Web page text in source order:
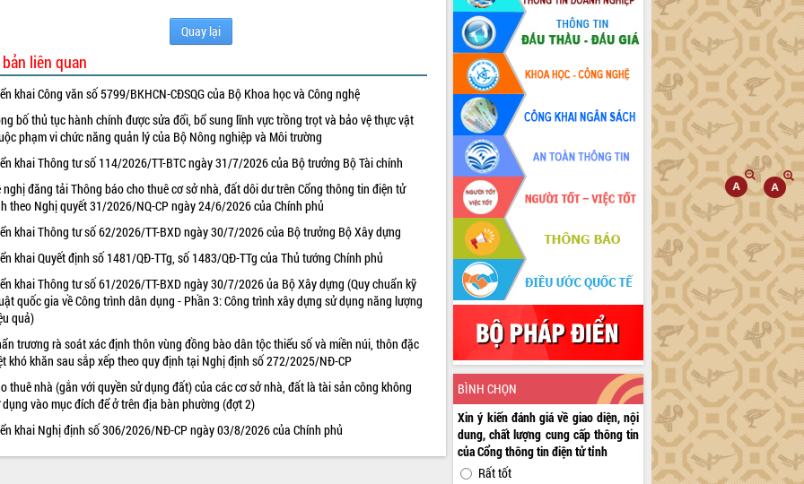
Quay lại
liên quan
khai Công văn số 5799/BKHCN-CĐSQG của Bộ Khoa học và Công nghệ
bố thủ tục hành chính được sửa đổi, bổ sung lĩnh vực trồng trọt và bảo vệ thực vật
phạm vi chức năng quản lý của Bộ Nông nghiệp và Môi trường
khai Thông tư số 114/2026/TT-BTC ngày 31/7/2026 của Bộ trưởng Bộ Tài chính
nghị đăng tải Thông báo cho thuê cơ sở nhà, đất dôi dư trên Cổng thông tin điện tử
theo Nghị quyết 31/2026/NQ-CP ngày 24/6/2026 của Chính phủ
khai Thông tư số 62/2026/TT-BXD ngày 30/7/2026 của Bộ trưởng Bộ Xây dựng
khai Quyết định số 1481/QĐ-TTg, số 1483/QĐ-TTg của Thủ tướng Chính phủ
khai Thông tư số 61/2026/TT-BXD ngày 30/7/2026 ủa Bộ Xây dựng (Quy chuẩn kỹ
quốc gia về Công trình dân dụng - Phần 3: Công trình xây dựng sử dụng năng lượng
quả)
trương rà soát xác định thôn vùng đồng bào dân tộc thiểu số và miền núi, thôn đặc
khó khăn sau sắp xếp theo quy định tại Nghị định số 272/2025/NĐ-CP
thuê nhà (gắn với quyền sử dụng đất) của các cơ sở nhà, đất là tài sản công không
dụng vào mục đích để ở trên địa bàn phường (đợt 2)
khai Nghị định số 306/2026/NĐ-CP ngày 03/8/2026 của Chính phủ
BÌNH CHỌN
Xin ý kiến đánh giá về giao diện, nội
dung, chất lượng cung cấp thông tin
của Cổng thông tin điện tử tỉnh
Rất tốt